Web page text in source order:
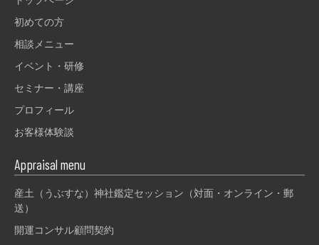
初めての方
相談メニュー
イベント・研修
セミナー・講座
プロフィール
お客様体験談
Appraisal menu
産土（うぶすな）神社鑑定セッション（対面・オンライン・郵
送）
開運コンサル顧問契約